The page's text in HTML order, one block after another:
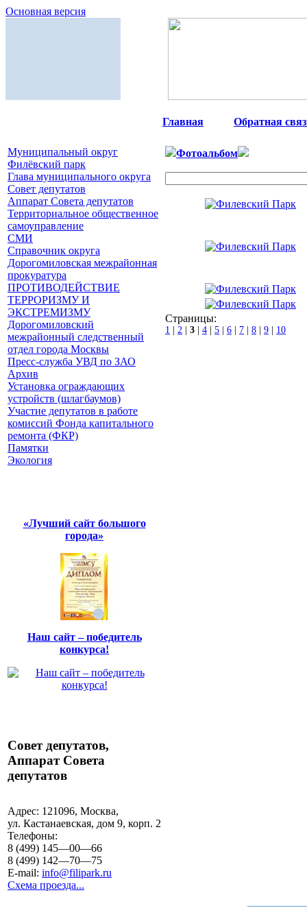
Основная версия
Главная Обратная
Муниципальный округ
Филёвский парк
Глава муниципального округа
Совет депутатов
Аппарат Совета депутатов
Территориальное общественное
самоуправление
СМИ
Справочник округа
Дорогомиловская межрайонная
прокуратура
ПРОТИВОДЕЙСТВИЕ
ТЕРРОРИЗМУ И
ЭКСТРЕМИЗМУ
Дорогомиловский
межрайонный следственный
отдел города Москвы
Пресс-служба УВД по ЗАО
Архив
Установка ограждающих
устройств (шлагбаумов)
Участие депутатов в работе
комиссий Фонда капитального
ремонта (ФКР)
Памятки
Экология
«Лучший сайт большого
города»
Наш сайт – победитель
конкурса!
Совет депутатов,
Аппарат Совета
депутатов
Адрес: 121096, Москва,
ул. Кастанаевская, дом 9, корп. 2
Телефоны:
8 (499) 145—00—66
8 (499) 142—70—75
E-mail: info@filipark.ru
Схема проезда...
Фотоальбом
Страницы:
1 2 3 4 5 6 7 8 9 10